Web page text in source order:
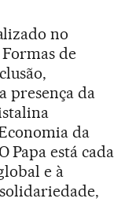
no
de
presença da
da
Papa está cada
e à